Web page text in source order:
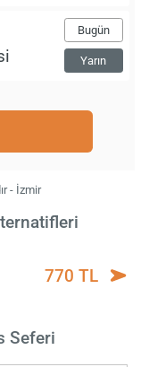
Bugün
Yarın
- İzmir
770 TL
Seferi